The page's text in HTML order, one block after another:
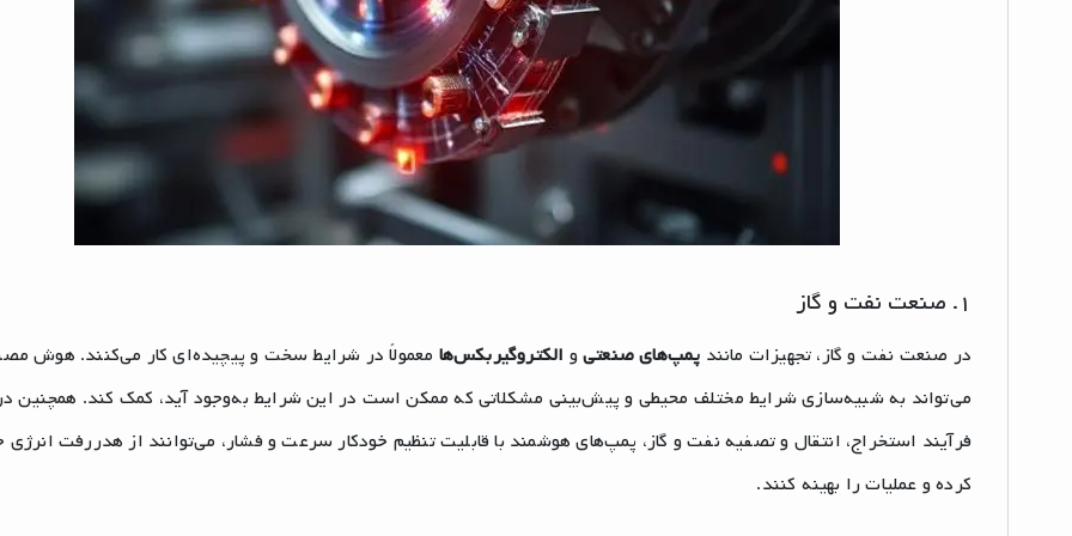
۱. صنعت نفت و گاز
در صنعت نفت و گاز، تجهیزات مانند پمپ‌های صنعتیو الکتروگیربکس‌ها معمولاً در شرایط سخت و پیچیده‌ای کار می‌کنند. هوش
می‌تواند به شبیه‌سازی شرایط مختلف محیطی و پیش‌بینی مشکلاتی که ممکن است در این شرایط به‌وجود آید، کمک کند. همچنین
فرآیند استخراج، انتقال و تصفیه نفت و گاز، پمپ‌های هوشمند با قابلیت تنظیم خودکار سرعت و فشار، می‌توانند از هدررفت انرژی
کرده و عملیات را بهینه کنند.